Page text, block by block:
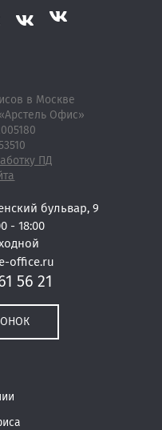
в Москве
Офис»
ПД
бульвар, 9
- 18:00
office.ru
56 21